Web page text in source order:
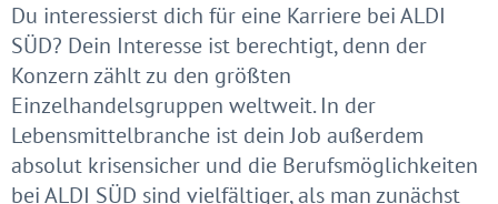
Du interessierst dich für eine Karriere bei ALDI
SÜD? Dein Interesse ist berechtigt, denn der
Konzern zählt zu den größten
Einzelhandelsgruppen weltweit. In der
Lebensmittelbranche ist dein Job außerdem
absolut krisensicher und die Berufsmöglichkeiten
bei ALDI SÜD sind vielfältiger, als man zunächst